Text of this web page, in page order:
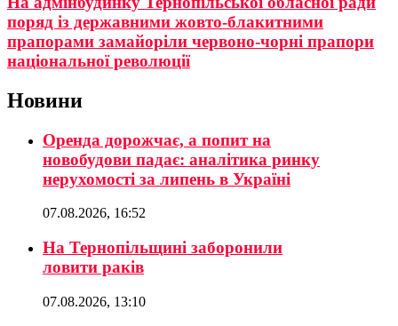
поряд із державними жовто-блакитними
прапорами замайоріли червоно-чорні прапори
національної революції
Новини
Оренда дорожчає, а попит на
новобудови падає: аналітика ринку
нерухомості за липень в Україні
07.08.2026, 16:52
На Тернопільщині заборонили
ловити раків
07.08.2026, 13:10